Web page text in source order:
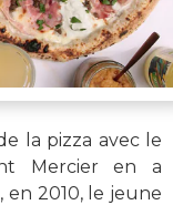
la pizza avec le
Mercier en a
2010, le jeune